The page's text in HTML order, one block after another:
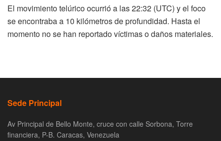
El movimiento telúrico ocurrió a las 22:32 (UTC) y el foco
se encontraba a 10 kilómetros de profundidad. Hasta el
momento no se han reportado víctimas o daños materiales.
Sede Principal
Av Principal de Bello Monte, cruce con calle Sorbona, Torre
financiera, P-B. Caracas, Venezuela